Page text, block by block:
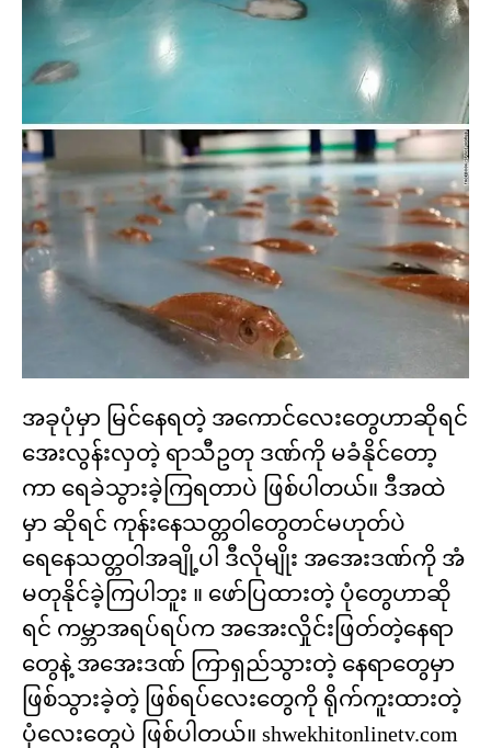
အခုပုံမှာ မြင်နေရတဲ့ အကောင်လေးတွေဟာဆိုရင်
အေးလွန်းလှတဲ့ ရာသီဥတု ဒဏ်ကို မခံနိုင်တော့
ကာ ရေခဲသွားခဲ့ကြရတာပဲ ဖြစ်ပါတယ်။ ဒီအထဲ
မှာ ဆိုရင် ကုန်းနေသတ္တဝါတွေတင်မဟုတ်ပဲ
ရေနေသတ္တဝါအချို့ပါ ဒီလိုမျိုး အအေးဒဏ်ကို အံ
မတုနိုင်ခဲ့ကြပါဘူး ။ ဖော်ပြထားတဲ့ ပုံတွေဟာဆို
ရင် ကမ္ဘာအရပ်ရပ်က အအေးလှိုင်းဖြတ်တဲ့နေရာ
တွေနဲ့ အအေးဒဏ် ကြာရှည်သွားတဲ့ နေရာတွေမှာ
ဖြစ်သွားခဲ့တဲ့ ဖြစ်ရပ်လေးတွေကို ရိုက်ကူးထားတဲ့
ပုံလေးတွေပဲ ဖြစ်ပါတယ်။ shwekhitonlinetv.com